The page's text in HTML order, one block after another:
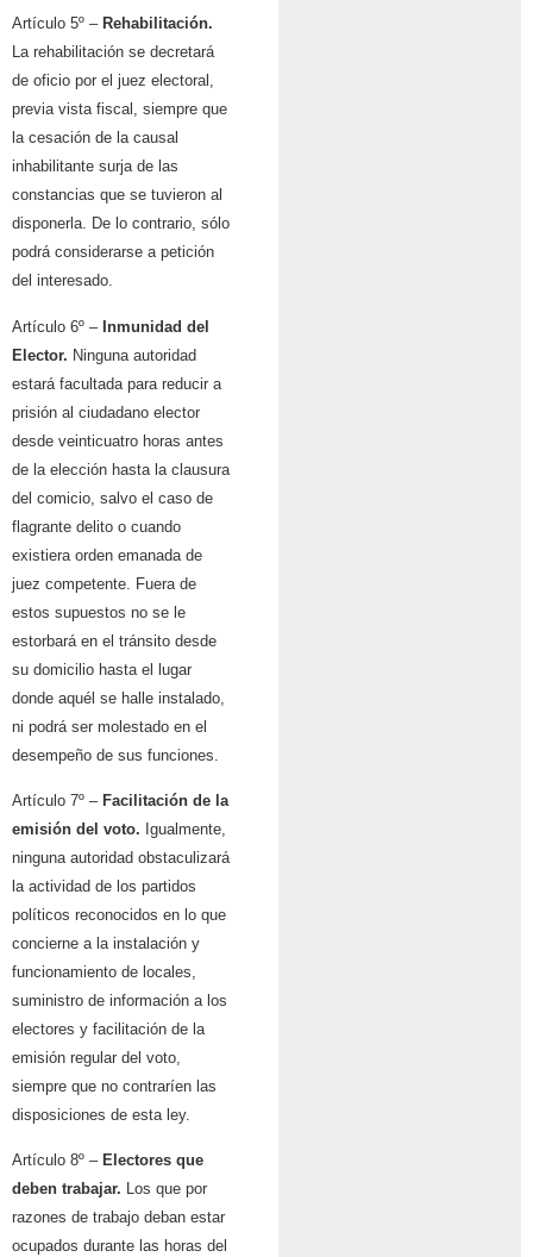
Artículo 5º – Rehabilitación.
La rehabilitación se decretará
de oficio por el juez electoral,
previa vista fiscal, siempre que
la cesación de la causal
inhabilitante surja de las
constancias que se tuvieron al
disponerla. De lo contrario, sólo
podrá considerarse a petición
del interesado.
Artículo 6º – Inmunidad del
Elector. Ninguna autoridad
estará facultada para reducir a
prisión al ciudadano elector
desde veinticuatro horas antes
de la elección hasta la clausura
del comicio, salvo el caso de
flagrante delito o cuando
existiera orden emanada de
juez competente. Fuera de
estos supuestos no se le
estorbará en el tránsito desde
su domicilio hasta el lugar
donde aquél se halle instalado,
ni podrá ser molestado en el
desempeño de sus funciones.
Artículo 7º – Facilitación de la
emisión del voto. Igualmente,
ninguna autoridad obstaculizará
la actividad de los partidos
políticos reconocidos en lo que
concierne a la instalación y
funcionamiento de locales,
suministro de información a los
electores y facilitación de la
emisión regular del voto,
siempre que no contraríen las
disposiciones de esta ley.
Artículo 8º – Electores que
deben trabajar. Los que por
razones de trabajo deban estar
ocupados durante las horas del